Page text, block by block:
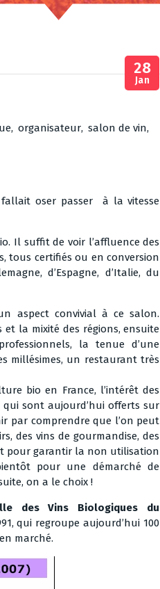
, organisateur, salon de vin,
28
Jan
fallait oser passer à la vitesse
Il suffit de voir l’affluence des
tous certifiés ou en conversion
d’Espagne, d’Italie, du
aspect convivial à ce salon.
et la mixité des régions, ensuite
la tenue d’une
millésimes, un restaurant très
bio en France, l’intérêt des
sont aujourd’hui offerts sur
par comprendre que l’on peut
des vins de gourmandise, des
pour garantir la non utilisation
pour une démarché de
on a le choix !
des Vins Biologiques du
qui regroupe aujourd’hui 100
marché.